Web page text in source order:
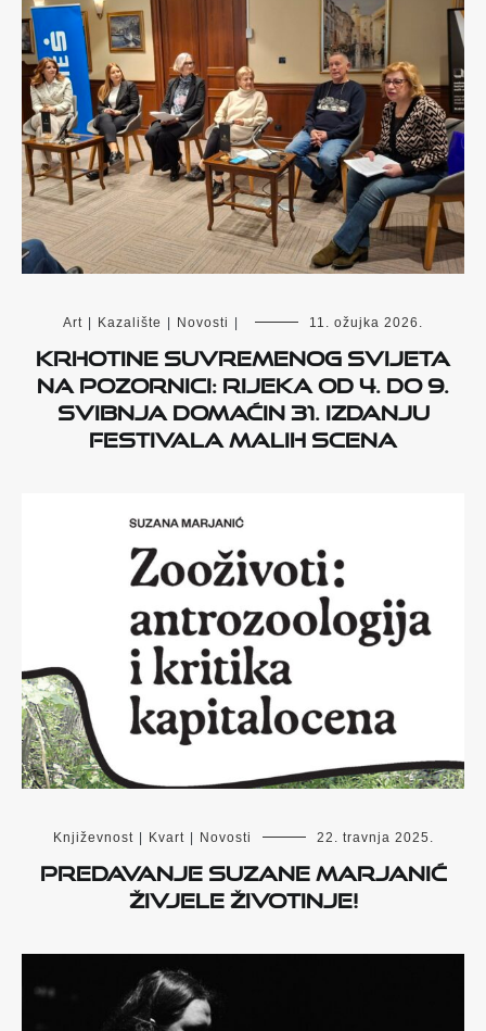
Art Kazalište Novosti 11. ožujka 2026.
Krhotine suvremenog svijeta
na pozornici: Rijeka od 4. do 9.
svibnja domaćin 31. izdanju
Festivala malih scena
Književnost Kvart Novosti 22. travnja 2025.
Predavanje Suzane Marjanić
Živjele životinje!